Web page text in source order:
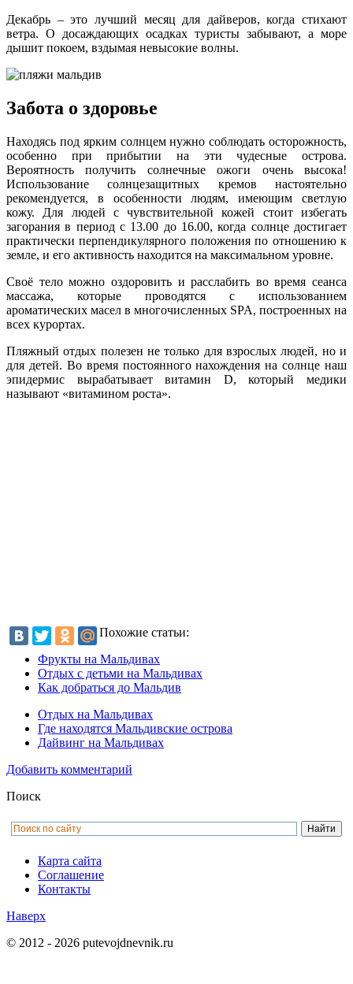
Декабрь – это лучший месяц для дайверов, когда стихают
ветра. О досаждающих осадках туристы забывают, а море
дышит покоем, вздымая невысокие волны.
Забота о здоровье
Находясь под ярким солнцем нужно соблюдать осторожность,
особенно при прибытии на эти чудесные острова.
Вероятность получить солнечные ожоги очень высока!
Использование солнцезащитных кремов настоятельно
рекомендуется, в особенности людям, имеющим светлую
кожу. Для людей с чувствительной кожей стоит избегать
загорания в период с 13.00 до 16.00, когда солнце достигает
практически перпендикулярного положения по отношению к
земле, и его активность находится на максимальном уровне.
Своё тело можно оздоровить и расслабить во время сеанса
массажа, которые проводятся с использованием
ароматических масел в многочисленных SPA, построенных на
всех курортах.
Пляжный отдых полезен не только для взрослых людей, но и
для детей. Во время постоянного нахождения на солнце наш
эпидермис вырабатывает витамин D, который медики
называют «витамином роста».
Похожие статьи:
Фрукты на Мальдивах
Отдых с детьми на Мальдивах
Как добраться до Мальдив
Отдых на Мальдивах
Где находятся Мальдивские острова
Дайвинг на Мальдивах
Добавить комментарий
Поиск
Карта сайта
Соглашение
Контакты
Наверх
© 2012 - 2026 putevojdnevnik.ru